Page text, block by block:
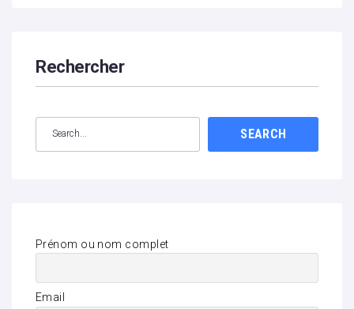
Rechercher
SEARCH
Prénom ou nom complet
Email